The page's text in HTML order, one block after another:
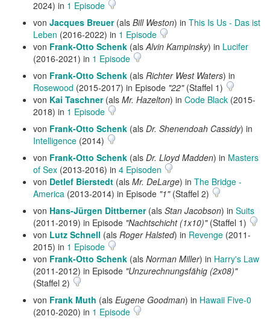
2024) in 1 Episode
von Jacques Breuer(als Bill Weston) in This Is Us - Das ist
Leben (2016-2022) in 1 Episode
von Frank-Otto Schenk (alsAlvin Kampinsky) in Lucifer
(2016-2021) in 1 Episode
von Frank-Otto Schenk (als Richter West Waters) in
Rosewood (2015-2017) in Episode "22"(Staffel 1)
von Kai Taschner(als Mr. Hazelton) in Code Black (2015-
2018) in 1 Episode
von Frank-Otto Schenk (als Dr. Shenendoah Cassidy) in
Intelligence (2014)
von Frank-Otto Schenk (als Dr. Lloyd Madden) in Masters
of Sex (2013-2016) in 4 Episoden
von Detlef Bierstedt (als Mr. DeLarge) in The Bridge -
America (2013-2014) in Episode "1"(Staffel 2)
von Hans-Jürgen Dittberner(als Stan Jacobson) in Suits
(2011-2019) in Episode "Nachtschicht (1x10)"(Staffel 1)
von Lutz Schnell (als Roger Halsted) in Revenge (2011-
2015) in 1 Episode
von Frank-Otto Schenk (als Norman Miller) in Harry's Law
(2011-2012) in Episode "Unzurechnungsfähig (2x08)"
(Staffel 2)
von Frank Muth (als Eugene Goodman) in Hawaii Five-0
(2010-2020) in 1 Episode